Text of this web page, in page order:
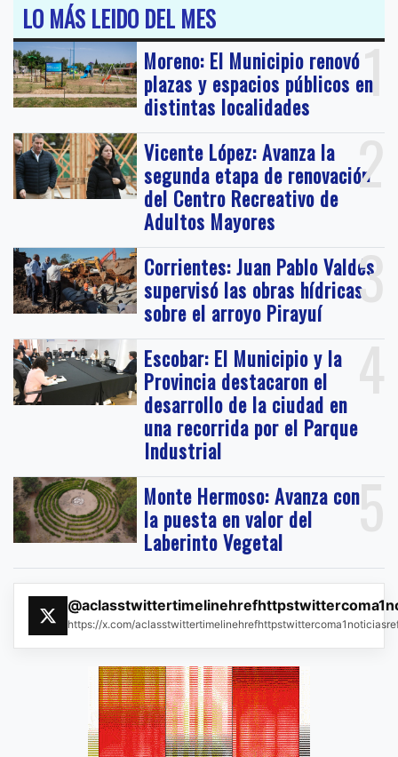
LO MÁS LEIDO DEL MES
1
Moreno: El Municipio renovó
plazas y espacios públicos en
distintas localidades
2
Vicente López: Avanza la
segunda etapa de renovación
del Centro Recreativo de
Adultos Mayores
3
Corrientes: Juan Pablo Valdés
supervisó las obras hídricas
sobre el arroyo Pirayuí
4
Escobar: El Municipio y la
Provincia destacaron el
desarrollo de la ciudad en
una recorrida por el Parque
Industrial
5
Monte Hermoso: Avanza con
la puesta en valor del
Laberinto Vegetal
https://x.com/